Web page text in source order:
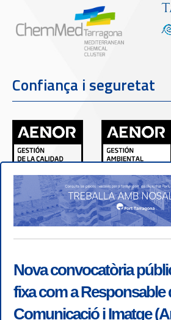
Confiança i seguretat
Nova convocatòria
fixa com a Responsable
Comunicació i Imatge